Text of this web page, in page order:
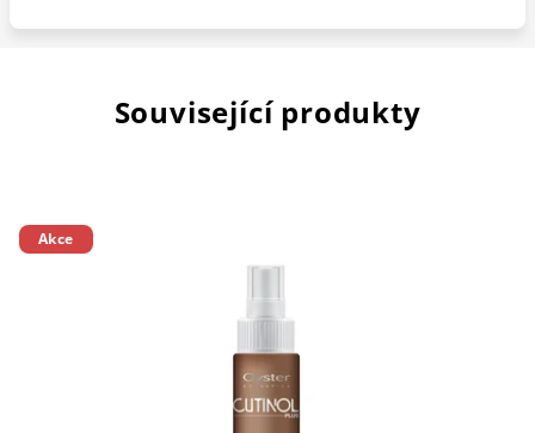
Související produkty
Akce